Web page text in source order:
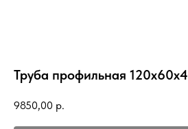
Труба профильная 120х60х4
9850,00 р.